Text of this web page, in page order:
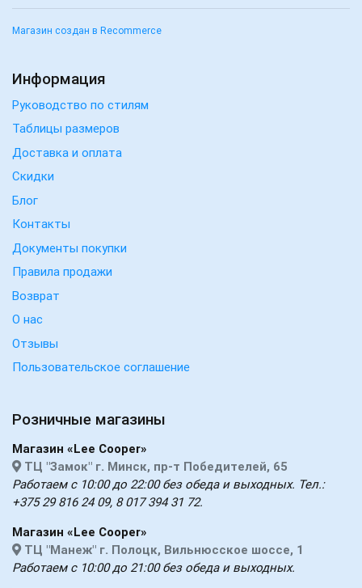
Магазин создан в Recommerce
Информация
Руководство по стилям
Таблицы размеров
Доставка и оплата
Скидки
Блог
Контакты
Документы покупки
Правила продажи
Возврат
О нас
Отзывы
Пользовательское соглашение
Розничные магазины
Магазин «Lee Cooper»
ТЦ "Замок" г. Минск, пр-т Победителей, 65
Работаем с 10:00 до 22:00 без обеда и выходных. Тел.:
+375 29 816 24 09, 8 017 394 31 72.
Магазин «Lee Cooper»
ТЦ "Манеж" г. Полоцк, Вильнюсское шоссе, 1
Работаем с 10:00 до 21:00 без обеда и выходных.